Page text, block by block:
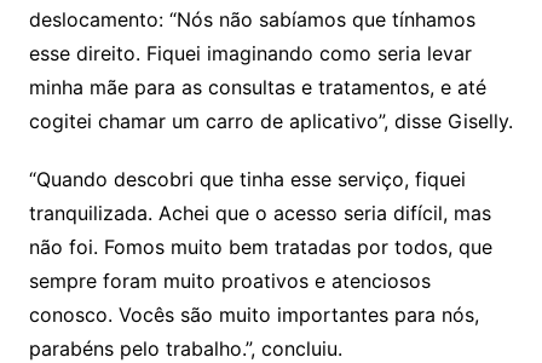
deslocamento: “Nós não sabíamos que tínhamos
esse direito. Fiquei imaginando como seria levar
minha mãe para as consultas e tratamentos, e até
cogitei chamar um carro de aplicativo”, disse Giselly.
“Quando descobri que tinha esse serviço, fiquei
tranquilizada. Achei que o acesso seria difícil, mas
não foi. Fomos muito bem tratadas por todos, que
sempre foram muito proativos e atenciosos
conosco. Vocês são muito importantes para nós,
parabéns pelo trabalho.”, concluiu.